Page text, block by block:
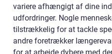
variere afhængigt af dine
udfordringer. Nogle
tilstrækkelig for at tackle
andre foretrækker
for at arbejde dybere med